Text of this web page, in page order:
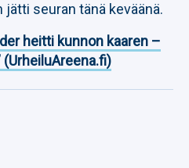
jätti seuran tänä keväänä.
heitti kunnon kaaren –
(UrheiluAreena.fi)